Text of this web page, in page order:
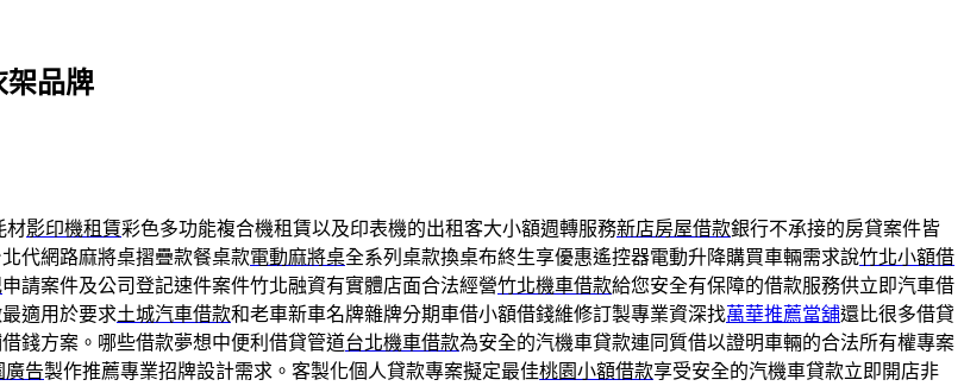
架品牌
材影印機租賃彩色多功能複合機租賃以及印表機的出租客大小額週轉服務新店房屋借款銀行不承接的房貸案件皆
代網路麻將桌摺疊款餐桌款電動麻將桌全系列桌款換桌布終生享優惠遙控器電動升降購買車輛需求說竹北小額借
申請案件及公司登記速件案件竹北融資有實體店面合法經營竹北機車借款給您安全有保障的借款服務供立即汽車借
適用於要求土城汽車借款和老車新車名牌雜牌分期車借小額借錢維修訂製專業資深找萬華推薦當舖還比很多借貸
錢方案。哪些借款夢想中便利借貸管道台北機車借款為安全的汽機車貸款連同質借以證明車輛的合法所有權專案
廣告製作推薦專業招牌設計需求。客製化個人貸款專案擬定最佳桃園小額借款享受安全的汽機車貸款立即開店非